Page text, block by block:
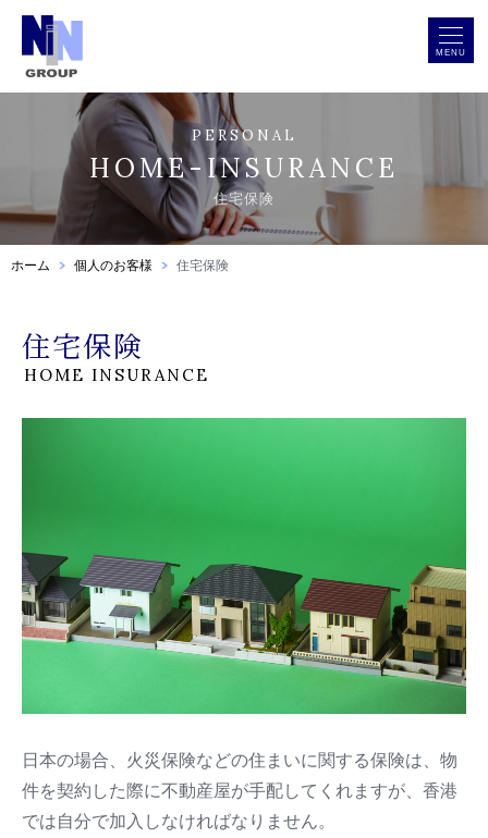
MENU
PERSONAL
HOME-INSURANCE
住宅保険
ホーム 個人のお客様 住宅保険
住宅保険
HOME INSURANCE
日本の場合、火災保険などの住まいに関する保険は、物
件を契約した際に不動産屋が手配してくれますが、香港
では自分で加入しなければなりません。